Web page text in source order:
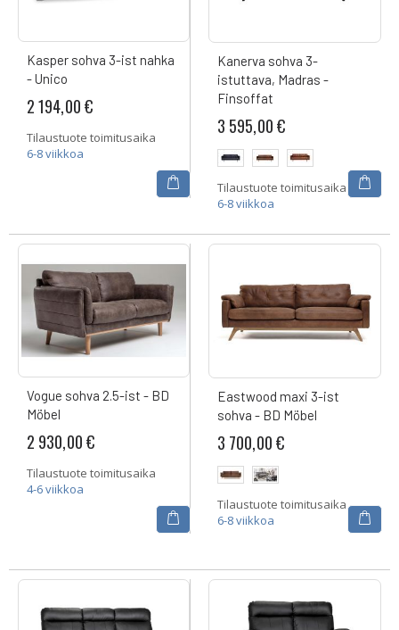
Kasper sohva 3-ist nahka
- Unico
2 194,00 €
Tilaustuote toimitusaika
6-8 viikkoa
Kanerva sohva 3-
istuttava, Madras -
Finsoffat
3 595,00 €
Tilaustuote toimitusaika
6-8 viikkoa
Vogue sohva 2.5-ist - BD
Möbel
2 930,00 €
Tilaustuote toimitusaika
4-6 viikkoa
Eastwood maxi 3-ist
sohva - BD Möbel
3 700,00 €
Tilaustuote toimitusaika
6-8 viikkoa